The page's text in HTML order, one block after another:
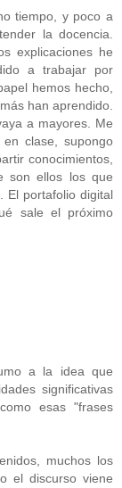
tiempo, y poco a
la docencia.
explicaciones he
a trabajar por
hemos hecho,
han aprendido.
a mayores. Me
clase, supongo
conocimientos,
son ellos los que
El portafolio digital
sale el próximo
a la idea que
significativas
esas "frases
muchos los
el discurso viene